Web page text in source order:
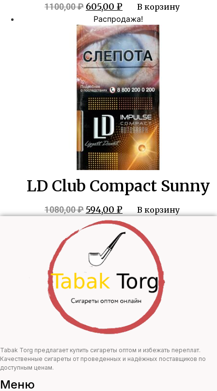
1100,00₽ Первоначальная
цена
составляла
1100,00 ₽.
605,00 ₽ Текущая
цена:
605,00 ₽.
В корзину
Распродажа!
LD Club Compact Sunny
1080,00₽ Первоначальная
цена
составляла
1080,00 ₽.
594,00 ₽ Текущая
цена:
594,00 ₽.
В корзину
Tabak Torg предлагает купить сигареты оптом и избежать переплат.
Качественные сигареты от проведенных и надёжных поставщиков по
доступным ценам.
Меню